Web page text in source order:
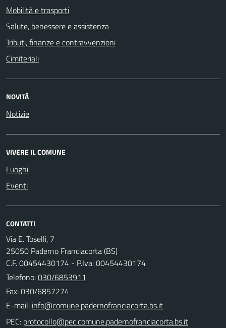
Mobilità e trasporti
Salute, benessere e assistenza
Tributi, finanze e contravvenzioni
Cimiteriali
NOVITÀ
Notizie
VIVERE IL COMUNE
Luoghi
Eventi
CONTATTI
Via E. Toselli, 7
25050 Paderno Franciacorta (BS)
C.F. 00454430174 - P.Iva: 00454430174
Telefono:030/6853911
Fax: 030/6857274
E-mail:
PEC: